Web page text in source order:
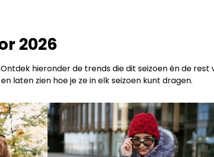
2026
hieronder de trends die dit seizoen én de
laten zien hoe je ze in elk seizoen kunt dragen.